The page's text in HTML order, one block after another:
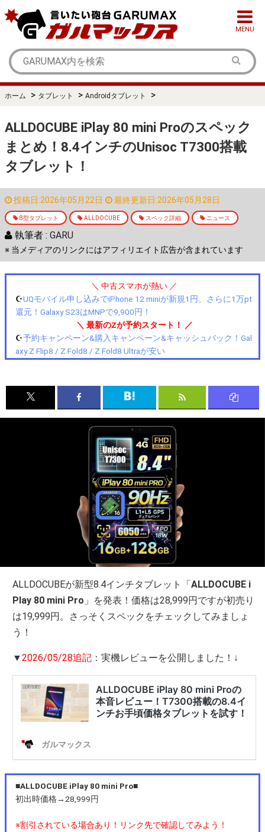
MENU
ホーム > タブレット > Androidタブレット >
ALLDOCUBE iPlay 80 mini Proのスペック
まとめ！8.4インチのUnisoc T7300搭載
タブレット！
投稿日:2026年05月22日 最終更新日:2026年05月28日
8型タブレット ALLDOCUBE スペック詳細 ニュース
執筆者 : GARU
※ 当メディアのリンクにはアフィリエイト広告が含まれています
＼ 中古スマホが熱い ／
☪️UQモバイル申し込みでiPhone 12 miniが新規1円、さらに1万pt
還元！Galaxy S23はMNPで9,900円！
＼ 最新のZが予約スタート！ ／
☪️予約キャンペーン&購入キャンペーン&キャッシュバック！Gal
axy Z Flip8 / Z Fold8 / Z Fold8 Ultraが安い
ALLDOCUBEが新型8.4インチタブレット「ALLDOCUBE i
Play 80 mini Pro 」を発表！価格は28,999円ですが初売り
は19,999円。さっそくスペックをチェックしてみましょ
う！
▼2026/05/28追記 ：実機レビューを公開しました！↓
■ALLDOCUBE iPlay 80 mini Pro■
初出時価格→28,999円
※割引されている場合あり！リンク先で確認してみよう！